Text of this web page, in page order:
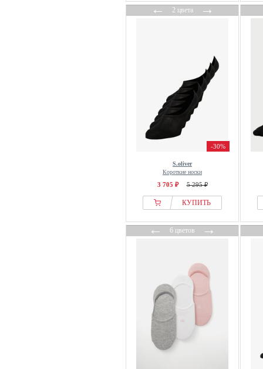
←2 цвета→
-30%
S.oliver
Короткие носки
3 705 ₽ 5 295 ₽
КУПИТЬ
←6 цветов→